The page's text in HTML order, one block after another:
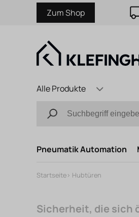
Zum Shop
Alle Produkte
Pneumatik Automation
Startseite> Hubtüren
Sicherheit, die sich